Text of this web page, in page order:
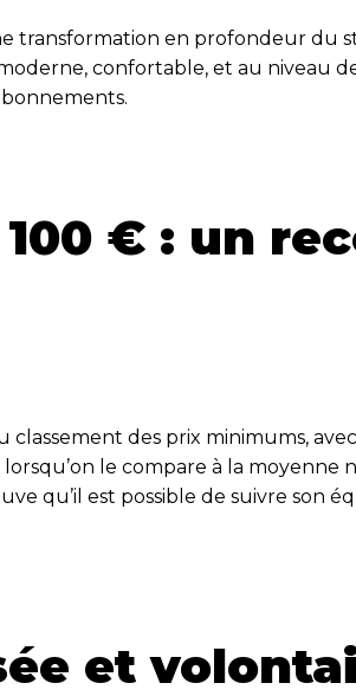
transformation en profondeur du
confortable, et au niveau
€ : un
classement des prix minimums,
le compare à la moyenne
qu’il est possible de suivre son
et